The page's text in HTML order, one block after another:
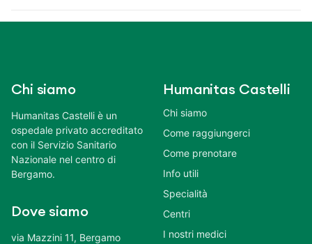
Chi siamo
Humanitas Castelli è un
ospedale privato accreditato
con il Servizio Sanitario
Nazionale nel centro di
Bergamo.
Dove siamo
via Mazzini 11, Bergamo
Humanitas Castelli
Chi siamo
Come raggiungerci
Come prenotare
Info utili
Specialità
Centri
I nostri medici